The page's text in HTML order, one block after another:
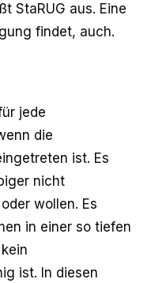
StaRUG aus. Eine
findet, auch.
jede
die
ist. Es
nicht
wollen. Es
in einer so tiefen
ist. In diesen